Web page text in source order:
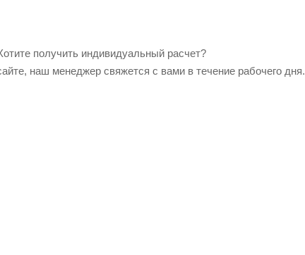
получить индивидуальный расчет?
наш менеджер свяжется с вами в течение рабочего дня.